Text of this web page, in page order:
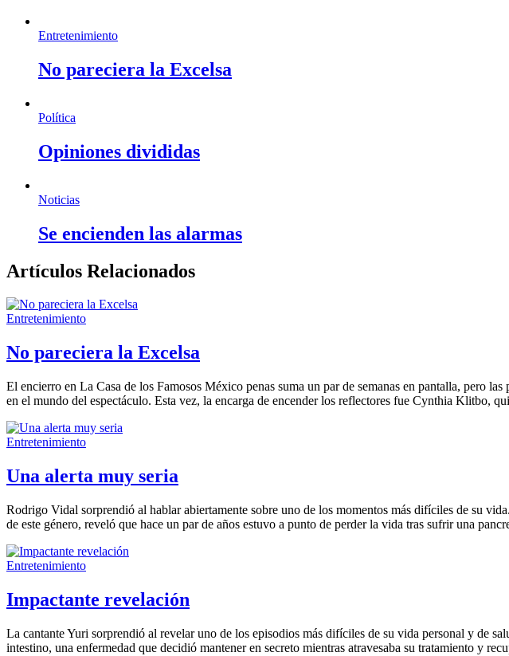
Entretenimiento
No pareciera la Excelsa
Política
Opiniones divididas
Noticias
Se encienden las alarmas
Artículos Relacionados
Entretenimiento
No pareciera la Excelsa
El encierro en La Casa de los Famosos México penas suma un par de semanas en pantalla, pero
en el mundo del espectáculo. Esta vez, la encarga de encender los reflectores fue Cynthia Klitbo,
Entretenimiento
Una alerta muy seria
Rodrigo Vidal sorprendió al hablar abiertamente sobre uno de los momentos más difíciles de su
de este género, reveló que hace un par de años estuvo a punto de perder la vida tras sufrir una
Entretenimiento
Impactante revelación
La cantante Yuri sorprendió al revelar uno de los episodios más difíciles de su vida personal y de
intestino, una enfermedad que decidió mantener en secreto mientras atravesaba su tratamiento y